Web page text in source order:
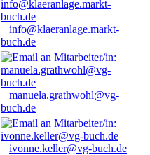
info@klaeranlage.markt-
buch.de
manuela.grathwohl@vg-
buch.de
ivonne.keller@vg-buch.de